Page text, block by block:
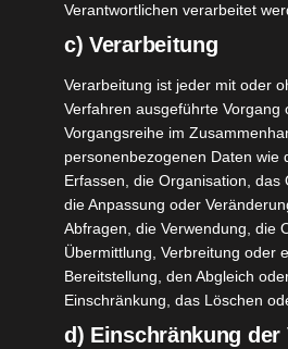
27
01, 2022
XXL
Johans XXL
Januar 27, 2022 | Alltagshelfer,
Verantwortlichen verarbeitet
c) Verarbeitung
Verarbeitung ist jeder mit oder
Verfahren ausgeführte Vorgang
Vorgangsreihe im
personenbezogenen Daten wie
Erfassen, die Organisation, das
die Anpassung oder
Abfragen, die Verwendung, die
Übermittlung, Verbreitung oder
Bereitstellung, den Abgleich
Einschränkung, das Löschen
d) Einschränkung der